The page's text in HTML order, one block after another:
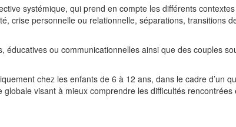
systémique, qui prend en compte les différents
crise personnelle ou relationnelle, séparations, transitions
ou communicationnelles ainsi que des couples
chez les enfants de 6 à 12 ans, dans le cadre d’un
visant à mieux comprendre les difficultés